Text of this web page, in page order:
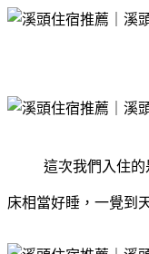
這次我們入住
床相當好睡，一覺到